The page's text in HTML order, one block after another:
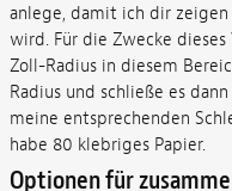
anlege, damit ich dir
wird. Für die Zwecke
Zoll-Radius in diesem
Radius und schließe es
meine entsprechenden
habe 80 klebriges Papier.
Optionen für